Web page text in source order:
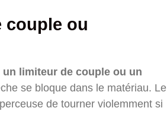
couple ou
un limiteur de couple ou un
se bloque dans le matériau. Le
de tourner violemment si